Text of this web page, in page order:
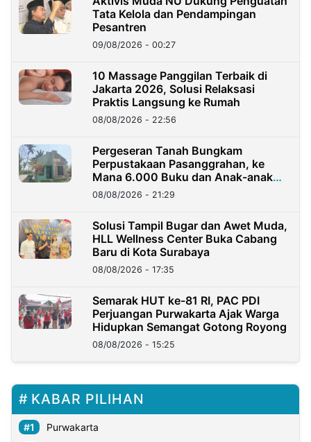
Tata Kelola dan Pendampingan
Pesantren
09/08/2026 - 00:27
10 Massage Panggilan Terbaik di
Jakarta 2026, Solusi Relaksasi
Praktis Langsung ke Rumah
08/08/2026 - 22:56
Pergeseran Tanah Bungkam
Perpustakaan Pasanggrahan, ke
Mana 6.000 Buku dan Anak-anak
Kini?
08/08/2026 - 21:29
Solusi Tampil Bugar dan Awet Muda,
HLL Wellness Center Buka Cabang
Baru di Kota Surabaya
08/08/2026 - 17:35
Semarak HUT ke-81 RI, PAC PDI
Perjuangan Purwakarta Ajak Warga
Hidupkan Semangat Gotong Royong
08/08/2026 - 15:25
KABAR PILIHAN
Purwakarta